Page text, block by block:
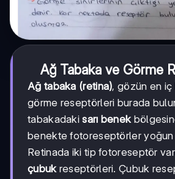
Ağ Tabaka ve Görme
Ağ tabaka (retina), gözün en iç
görme reseptörleri burada
tabakadakisarı benek
benekte fotoreseptörler yoğun
Retinada iki tip fotoreseptör
çubuk reseptörleri. Çubuk